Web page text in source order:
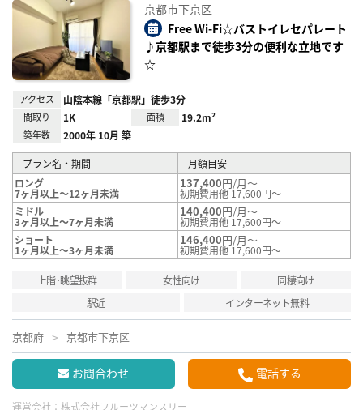
り登
録
京都市下京区
Free Wi-Fi☆バストイレセパレート
♪京都駅まで徒歩3分の便利な立地です
☆
アクセス 山陰本線「京都駅」徒歩3分
間取り 1K 面積 19.2m²
築年数 2000年 10月 築
プラン名・期間
月額目安
ロング
7ヶ月以上～12ヶ月未満
137,400円/月～
初期費用他 17,600円～
ミドル
3ヶ月以上～7ヶ月未満
140,400円/月～
初期費用他 17,600円～
ショート
1ヶ月以上～3ヶ月未満
146,400円/月～
初期費用他 17,600円～
上階･眺望抜群 女性向け
同棲向け
駅近
インターネット無料
京都府 京都市下京区
お問合わせ 電話する
運営会社： 株式会社フルーツマンスリー